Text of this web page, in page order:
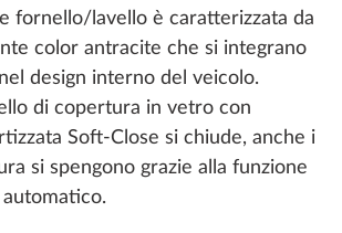
fornello/lavello è caratterizzata da
color antracite che si integrano
design interno del veicolo.
di copertura in vetro con
Soft-Close si chiude, anche i
si spengono grazie alla funzione